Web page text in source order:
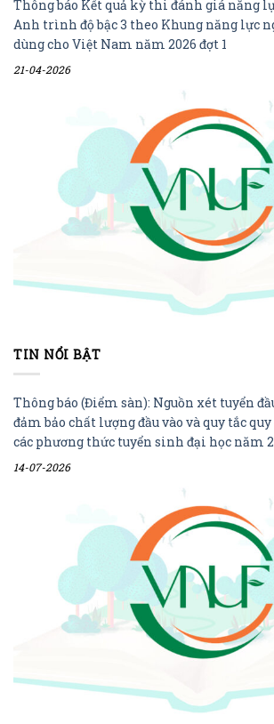
Thông báo Kết quả kỳ thi đánh giá năng
Anh trình độ bậc 3 theo Khung năng lực
dùng cho Việt Nam năm 2026 đợt 1
21-04-2026
TIN NỔI BẬT
Thông báo (Điểm sàn): Nguồn xét tuyển
đảm bảo chất lượng đầu vào và quy tắc
các phương thức tuyển sinh đại học năm
14-07-2026